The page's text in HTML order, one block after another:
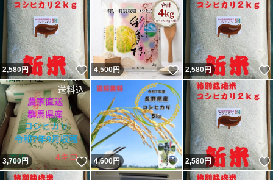
2,580円 いいね！
4,500円 いいね！
2,580円
3,700円 いいね！
4,600円 いいね！
2,580円